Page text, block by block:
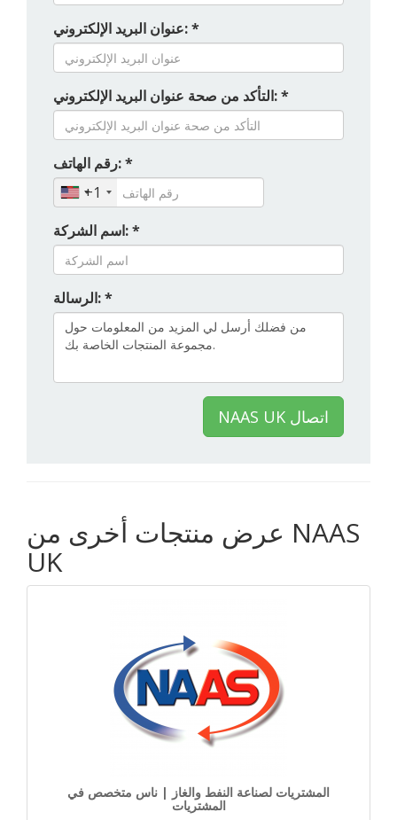
عنوان البريد الإلكتروني: *
التأكد من صحة عنوان البريد الإلكتروني: *
رقم الهاتف: *
+1
اسم الشركة: *
الرسالة: *
NAAS UK اتصال
عرض منتجات أخرى من NAAS
UK
المشتريات لصناعة النفط والغاز | ناس متخصص في
المشتريات